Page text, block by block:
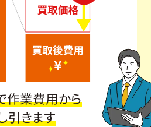
作業費用から
引きます